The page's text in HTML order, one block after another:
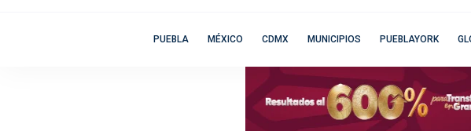
PUEBLA MÉXICO CDMX MUNICIPIOS PUEBLAYORK